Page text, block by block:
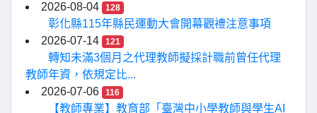
2026-08-04
128
彰化縣115年縣民運動大會開幕觀禮注意事項
2026-07-14
121
轉知未滿3個月之代理教師擬採計職前曾任代理
教師年資，依規定比...
2026-07-06
116
【教師專業】教育部「臺灣中小學教師與學生AI